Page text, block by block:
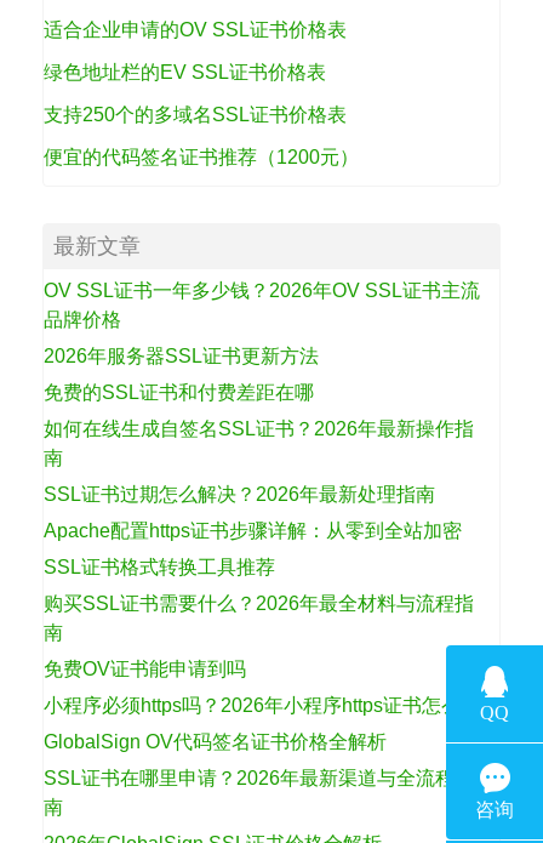
适合企业申请的OV SSL证书价格表
绿色地址栏的EV SSL证书价格表
支持250个的多域名SSL证书价格表
便宜的代码签名证书推荐（1200元）
最新文章
OV SSL证书一年多少钱？2026年OV SSL证书主流
品牌价格
2026年服务器SSL证书更新方法
免费的SSL证书和付费差距在哪
如何在线生成自签名SSL证书？2026年最新操作指
南
SSL证书过期怎么解决？2026年最新处理指南
Apache配置https证书步骤详解：从零到全站加密
SSL证书格式转换工具推荐
购买SSL证书需要什么？2026年最全材料与流程指
南
免费OV证书能申请到吗
小程序必须https吗？2026年小程序https证书怎么选
GlobalSign OV代码签名证书价格全解析
SSL证书在哪里申请？2026年最新渠道与全流程指
南